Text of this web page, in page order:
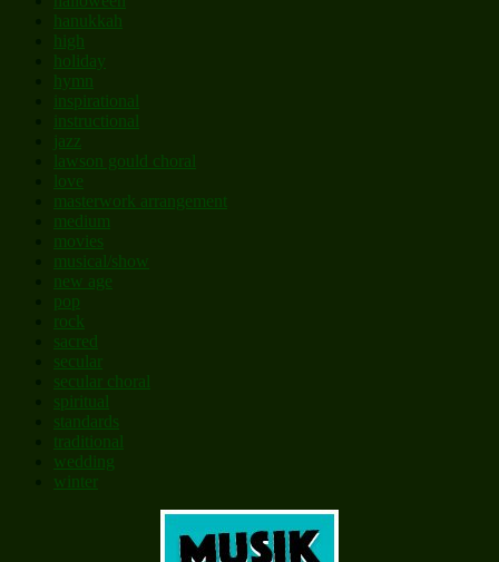
hanukkah
high
holiday
hymn
inspirational
instructional
jazz
lawson gould choral
love
masterwork arrangement
medium
movies
musical/show
new age
pop
rock
sacred
secular
secular choral
spiritual
standards
traditional
wedding
winter